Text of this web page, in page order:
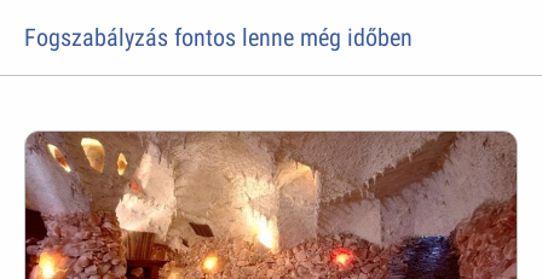
Fogszabályzás fontos lenne még időben